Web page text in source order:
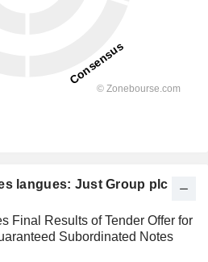
langues: Just Group plc
Final Results of Tender Offer for
Subordinated Notes